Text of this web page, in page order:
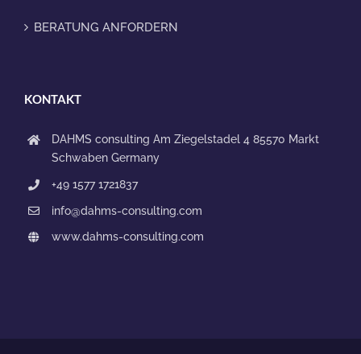
BERATUNG ANFORDERN
KONTAKT
DAHMS consulting Am Ziegelstadel 4 85570 Markt
Schwaben Germany
+49 1577 1721837
info@dahms-consulting.com
www.dahms-consulting.com